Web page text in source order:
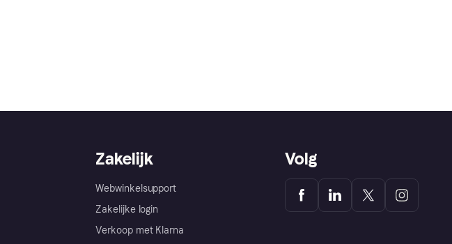
Zakelijk
Webwinkelsupport
Zakelijke login
Verkoop met Klarna
Volg